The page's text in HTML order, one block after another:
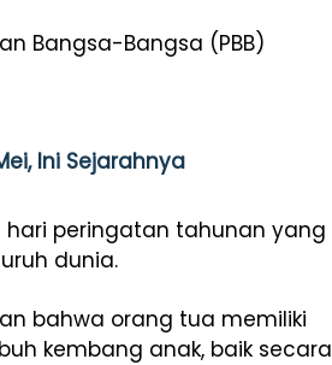
Bangsa-Bangsa (PBB)
Ini Sejarahnya
hari peringatan tahunan yang
dunia.
bahwa orang tua memiliki
kembang anak, baik secara